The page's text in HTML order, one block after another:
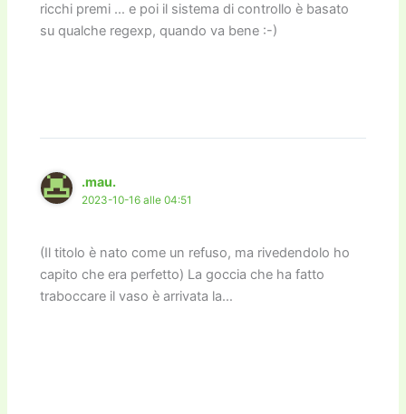
ricchi premi … e poi il sistema di controllo è basato
su qualche regexp, quando va bene :-)
.mau.
2023-10-16 alle 04:51
(Il titolo è nato come un refuso, ma rivedendolo ho
capito che era perfetto) La goccia che ha fatto
traboccare il vaso è arrivata la…